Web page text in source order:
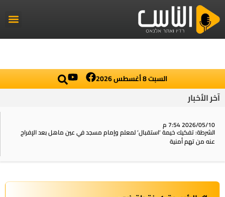
السبت 8 أغسطس 2026
آخر الأخبار
2026/05/10 7:54 م
الشرطة: تفكيك خيمة ‘استقبال‘ لمعلم وإمام مسجد في عين ماهل بعد الإفراج
عنه من تهم أمنية